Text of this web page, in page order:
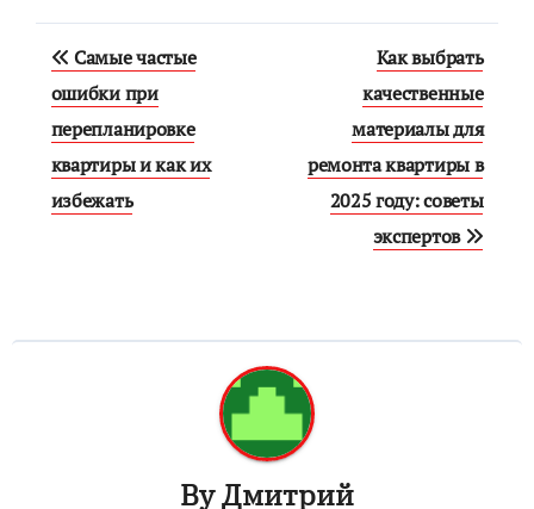
Навигация
по
записям
Самые частые
ошибки при
перепланировке
квартиры и как их
избежать
Как выбрать
качественные
материалы для
ремонта квартиры в
2025 году: советы
экспертов
ByДмитрий